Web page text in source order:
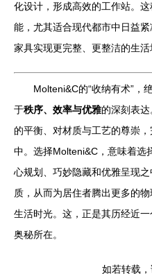
化设计，形成高效的工作站。
能，尤其适合现代都市中日益
家具实现更完整、更整洁的生活
Molteni&C的“收纳有术”，
于秩序、效率与优雅的深刻表
的平衡、对材质与工艺的尊崇
中。选择Molteni&C，意味着选
心规划、巧妙隐藏和优雅呈现
质，从而为居住者腾出更多的
生活时光。这，正是其历经近
奥秘所在。
如若转载，